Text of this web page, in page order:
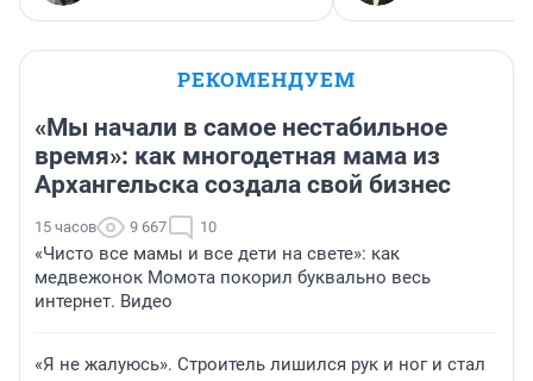
РЕКОМЕНДУЕМ
«Мы начали в самое нестабильное
время»: как многодетная мама из
Архангельска создала свой бизнес
15 часов 9 667 10
«Чисто все мамы и все дети на свете»: как
медвежонок Момота покорил буквально весь
интернет. Видео
«Я не жалуюсь». Строитель лишился рук и ног и стал